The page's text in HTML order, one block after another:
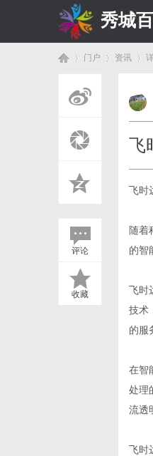
秀城
门户 资讯
›
评论
收藏
飞
飞时
随着
的智
飞时
技术
的服
在智
处理
流透
飞时